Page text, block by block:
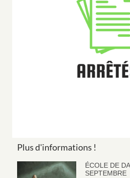
Plus d'informations !
ÉCOLE DE
SEPTEMBRE